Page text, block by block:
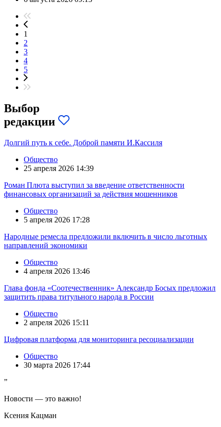
1
2
3
4
5
Выбор
редакции
Долгий путь к себе. Доброй памяти И.Кассиля
Общество
25 апреля 2026 14:39
Роман Плюта выступил за введение ответственности
финансовых организаций за действия мошенников
Общество
5 апреля 2026 17:28
Народные ремесла предложили включить в число льготных
направлений экономики
Общество
4 апреля 2026 13:46
Глава фонда «Соотечественник» Александр Босых предложил
защитить права титульного народа в России
Общество
2 апреля 2026 15:11
Цифровая платформа для мониторинга ресоциализации
Общество
30 марта 2026 17:44
”
Новости — это важно!
Ксения Кацман